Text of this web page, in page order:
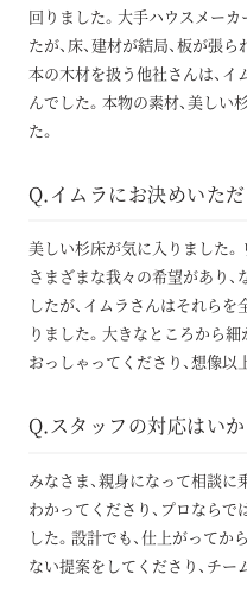
回りました。大手ハウスメー
たが、床、建材が結局、板が張
本の木材を扱う他社さんは、
んでした。本物の素材、美し
た。
Q.イムラにお決めいた
美しい杉床が気に入りました。
さまざまな我々の希望があり
したが、イムラさんはそれら
りました。大きなところから
おっしゃってくださり、想像以
Q.スタッフの対応はい
みなさま、親身になって相談
わかってくださり、プロなら
した。設計でも、仕上がってか
ない提案をしてくださり、チー